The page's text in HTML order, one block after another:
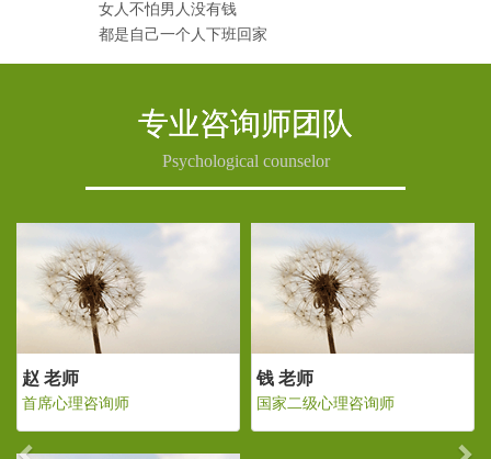
女人不怕男人没有钱
都是自己一个人下班回家
专业咨询师团队
Psychological counselor
钱 老师
国家二级心理咨询师
赵 老师
首席心理咨询师
Previous